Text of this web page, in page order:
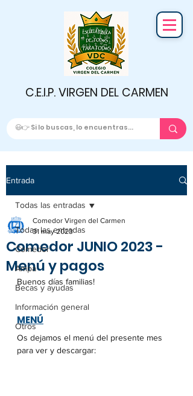
C.E.I.P. VIRGEN DEL CARMEN
Entrada
Todas las entradas
Comedor
Ampa
Becas y ayudas
Información general
Otros
Todas las entradas
Comedor JUNIO 2023 -
Menú y pagos
Comedor Virgen del Carmen
31 may 2023
Buenos días familias!
MENÚ
Os dejamos el menú del presente mes
para ver y descargar: